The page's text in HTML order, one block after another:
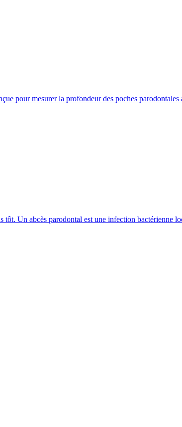
pour mesurer la profondeur des poches parodontales
tôt. Un abcès parodontal est une infection bactérienne